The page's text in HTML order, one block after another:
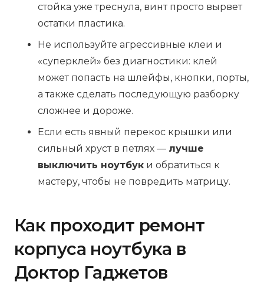
стойка уже треснула, винт просто вырвет
остатки пластика.
Не используйте агрессивные клеи и
«суперклей» без диагностики: клей
может попасть на шлейфы, кнопки, порты,
а также сделать последующую разборку
сложнее и дороже.
Если есть явный перекос крышки или
сильный хруст в петлях — лучше
выключить ноутбук и обратиться к
мастеру, чтобы не повредить матрицу.
Как проходит ремонт
корпуса ноутбука в
Доктор Гаджетов